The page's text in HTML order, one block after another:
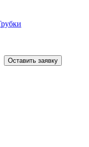
Оставить заявку